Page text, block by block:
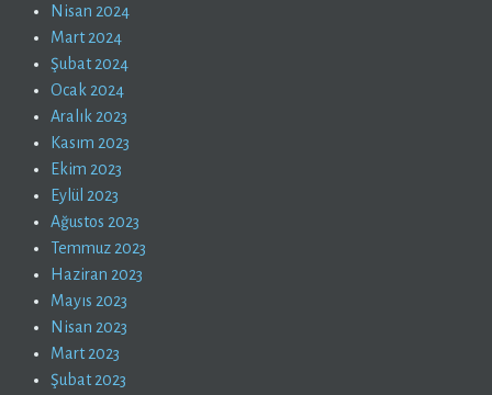
Nisan 2024
Mart 2024
Şubat 2024
Ocak 2024
Aralık 2023
Kasım 2023
Ekim 2023
Eylül 2023
Ağustos 2023
Temmuz 2023
Haziran 2023
Mayıs 2023
Nisan 2023
Mart 2023
Şubat 2023